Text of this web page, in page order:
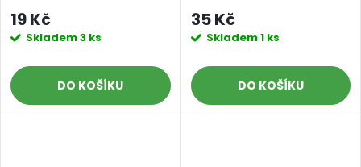
19 Kč
Skladem3 ks
DO KOŠÍKU
35 Kč
Skladem1 ks
DO KOŠÍKU